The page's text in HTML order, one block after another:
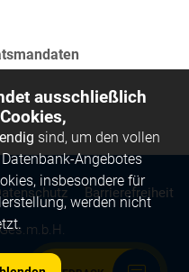
Barrierefreiheit
ausschließlich
sind, um den vollen
Angebotes
insbesondere für
werden nicht